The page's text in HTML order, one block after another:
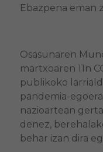
Ebazpena eman
Osasunaren
martxoaren 11n
publikoko
pandemia-
nazioartean
denez,
behar izan dira